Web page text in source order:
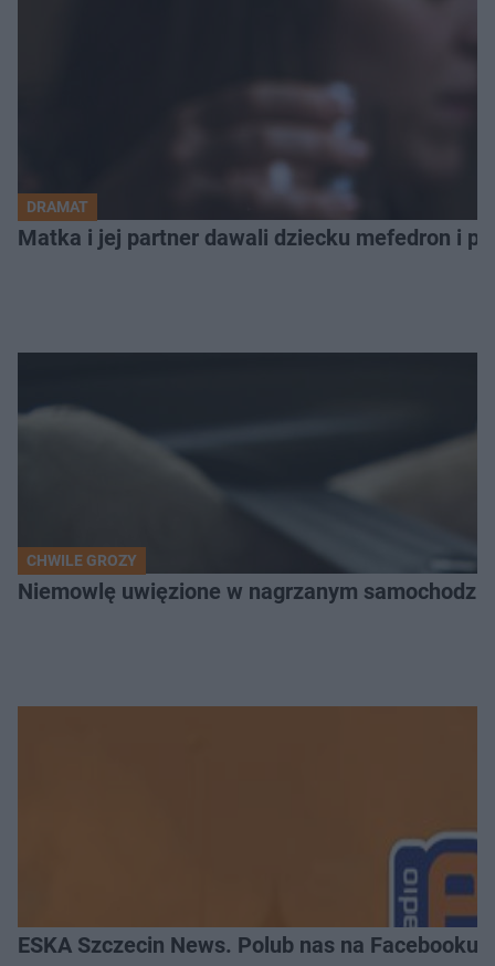
DRAMAT
Matka i jej partner dawali dziecku mefedron i
CHWILE GROZY
Niemowlę uwięzione w nagrzanym
ESKA Szczecin News. Polub nas na Facebooku!